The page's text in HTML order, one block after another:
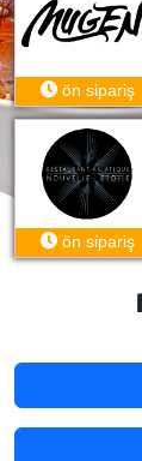
ön sipariş
ön sipariş